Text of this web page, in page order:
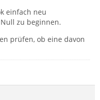
einfach neu
zu beginnen.
prüfen, ob eine davon